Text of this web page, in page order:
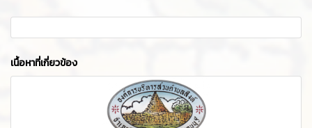
เนื้อหาที่เกี่ยวข้อง